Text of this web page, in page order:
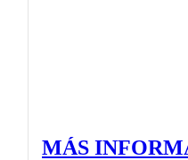
MÁS